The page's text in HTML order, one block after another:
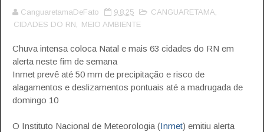
CanguaretamaDeFato 9.8.25 CANGUARETAMA,
CIDADES DO RN, MEIO AMBIENTE
Chuva intensa coloca Natal e mais 63 cidades do RN em
alerta neste fim de semana
Inmet prevê até 50 mm de precipitação e risco de
alagamentos e deslizamentos pontuais até a madrugada de
domingo 10
O Instituto Nacional de Meteorologia (Inmet) emitiu alerta